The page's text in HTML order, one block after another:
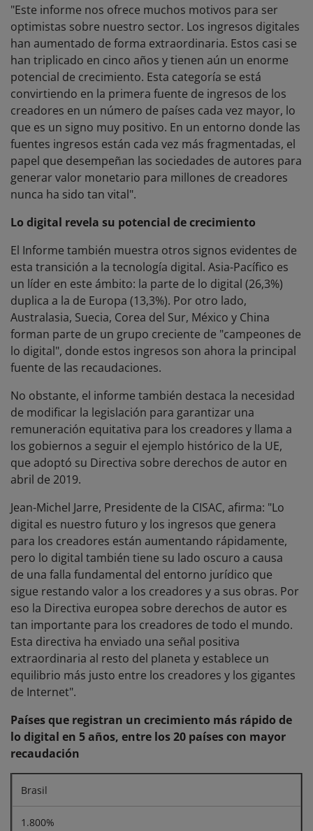
"Este informe nos ofrece muchos motivos para ser
optimistas sobre nuestro sector. Los ingresos digitales
han aumentado de forma extraordinaria. Estos casi se
han triplicado en cinco años y tienen aún un enorme
potencial de crecimiento. Esta categoría se está
convirtiendo en la primera fuente de ingresos de los
creadores en un número de países cada vez mayor, lo
que es un signo muy positivo. En un entorno donde las
fuentes ingresos están cada vez más fragmentadas, el
papel que desempeñan las sociedades de autores para
generar valor monetario para millones de creadores
nunca ha sido tan vital".
Lo digital revela su potencial de crecimiento
El Informe también muestra otros signos evidentes de
esta transición a la tecnología digital. Asia-Pacífico es
un líder en este ámbito: la parte de lo digital (26,3%)
duplica a la de Europa (13,3%). Por otro lado,
Australasia, Suecia, Corea del Sur, México y China
forman parte de un grupo creciente de "campeones de
lo digital", donde estos ingresos son ahora la principal
fuente de las recaudaciones.
No obstante, el informe también destaca la necesidad
de modificar la legislación para garantizar una
remuneración equitativa para los creadores y llama a
los gobiernos a seguir el ejemplo histórico de la UE,
que adoptó su Directiva sobre derechos de autor en
abril de 2019.
Jean-Michel Jarre, Presidente de la CISAC, afirma: "Lo
digital es nuestro futuro y los ingresos que genera
para los creadores están aumentando rápidamente,
pero lo digital también tiene su lado oscuro a causa
de una falla fundamental del entorno jurídico que
sigue restando valor a los creadores y a sus obras. Por
eso la Directiva europea sobre derechos de autor es
tan importante para los creadores de todo el mundo.
Esta directiva ha enviado una señal positiva
extraordinaria al resto del planeta y establece un
equilibrio más justo entre los creadores y los gigantes
de Internet".
Países que registran un crecimiento más rápido de
lo digital en 5 años, entre los 20 países con mayor
recaudación
Brasil
1.800%